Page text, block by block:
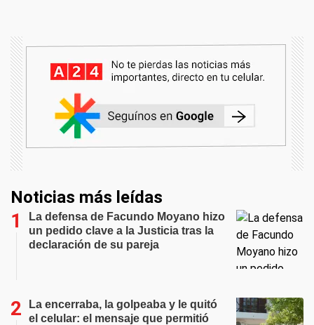
Noticias más leídas
La defensa de Facundo Moyano hizo
un pedido clave a la Justicia tras la
declaración de su pareja
La encerraba, la golpeaba y le quitó
el celular: el mensaje que permitió